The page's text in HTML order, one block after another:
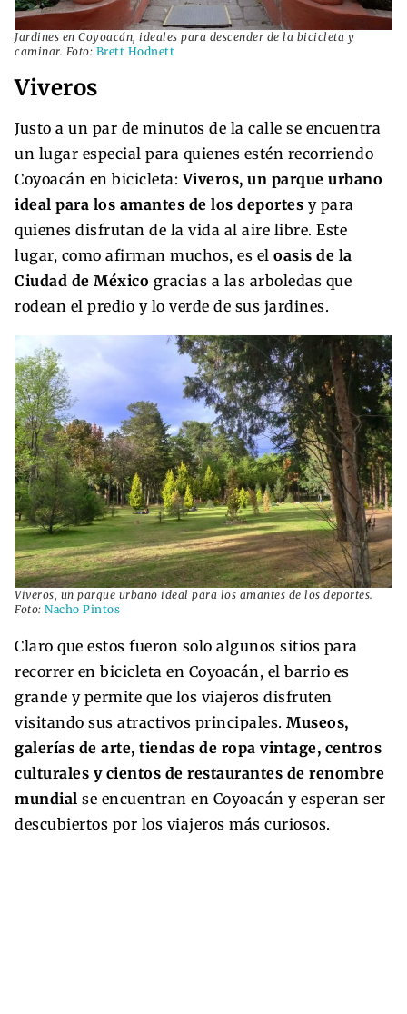
Jardines en Coyoacán, ideales para descender de la bicicleta y
caminar. Foto: Brett Hodnett
Viveros
Justo a un par de minutos de la calle se encuentra
un lugar especial para quienes estén recorriendo
Coyoacán en bicicleta:Viveros, un parque urbano
ideal para los amantes de los deportes y para
quienes disfrutan de la vida al aire libre. Este
lugar, como afirman muchos, es el oasis de la
Ciudad de México gracias a las arboledas que
rodean el predio y lo verde de sus jardines.
Viveros, un parque urbano ideal para los amantes de los deportes.
Foto: Nacho Pintos
Claro que estos fueron solo algunos sitios para
recorrer en bicicleta en Coyoacán, el barrio es
grande y permite que los viajeros disfruten
visitando sus atractivos principales. Museos,
galerías de arte, tiendas de ropa vintage, centros
culturales y cientos de restaurantes de renombre
mundial se encuentran en Coyoacán y esperan ser
descubiertos por los viajeros más curiosos.